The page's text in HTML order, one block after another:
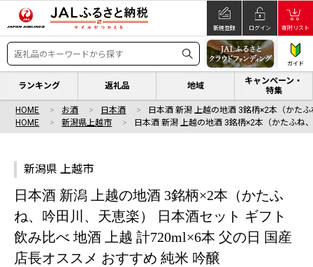
新規登録 ログイン 寄附リスト
ガイド
ランキング 返礼品 地域
キャンペーン・
特集
HOME お酒 日本酒
日本酒 新潟 上越の地酒 3銘柄×2本（かた
HOME
新潟県上越市 日本酒 新潟 上越の地酒 3銘柄×2本（かたふね
新潟県 上越市
日本酒 新潟 上越の地酒 3銘柄×2本（かたふ
ね、吟田川、天恵楽） 日本酒セット ギフト
飲み比べ 地酒 上越 計720ml×6本 父の日 国産
店長オススメ おすすめ 純米 吟醸